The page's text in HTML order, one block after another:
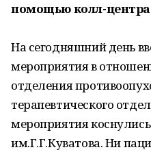
помощью колл-центра
На сегодняшний день
мероприятия в
отделения
терапевтического
мероприятия
им.Г.Г.Куватова. Ни